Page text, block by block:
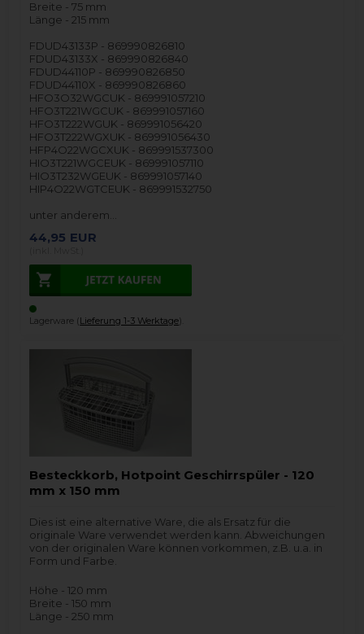
Breite - 75 mm
Länge - 215 mm
FDUD43133P - 869990826810
FDUD43133X - 869990826840
FDUD44110P - 869990826850
FDUD44110X - 869990826860
HFO3O32WGCUK - 869991057210
HFO3T221WGCUK - 869991057160
HFO3T222WGUK - 869991056420
HFO3T222WGXUK - 869991056430
HFP4O22WGCXUK - 869991537300
HIO3T221WGCEUK - 869991057110
HIO3T232WGEUK - 869991057140
HIP4O22WGTCEUK - 869991532750
unter anderem…
44,95 EUR
Lagerware (Lieferung 1-3 Werktage).
Besteckkorb, Hotpoint Geschirrspüler - 120
mm x 150 mm
Dies ist eine alternative Ware, die als Ersatz für die
originale Ware verwendet werden kann. Abweichungen
von der originalen Ware können vorkommen, z.B. u.a. in
Form und Farbe.
Höhe - 120 mm
Breite - 150 mm
Länge - 250 mm